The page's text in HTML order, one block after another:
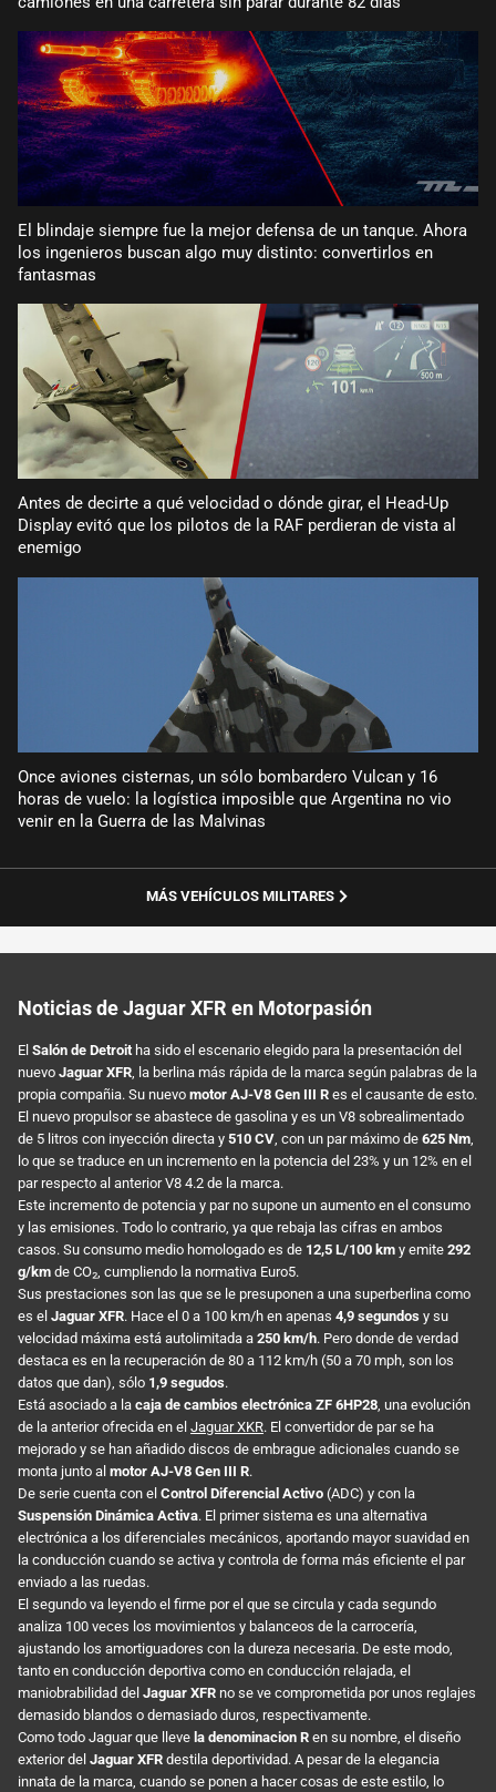
El blindaje siempre fue la mejor defensa de un tanque. Ahora
los ingenieros buscan algo muy distinto: convertirlos en
fantasmas
Antes de decirte a qué velocidad o dónde girar, el Head-Up
Display evitó que los pilotos de la RAF perdieran de vista al
enemigo
Once aviones cisternas, un sólo bombardero Vulcan y 16
horas de vuelo: la logística imposible que Argentina no vio
venir en la Guerra de las Malvinas
MÁS VEHÍCULOS MILITARES
Noticias de Jaguar XFR en Motorpasión
El Salón de Detroitha sido el escenario elegido para la presentación del
nuevo Jaguar XFR, la berlina más rápida de la marca según palabras de la
propia compañia. Su nuevo motor AJ-V8 Gen III R es el causante de esto.
El nuevo propulsor se abastece de gasolina y es un V8 sobrealimentado
de 5 litros con inyección directa y 510 CV, con un par máximo de 625 Nm,
lo que se traduce en un incremento en la potencia del 23% y un 12% en el
par respecto al anterior V8 4.2 de la marca.
Este incremento de potencia y par no supone un aumento en el consumo
y las emisiones. Todo lo contrario, ya que rebaja las cifras en ambos
casos. Su consumo medio homologado es de 12,5 L/100 km y emite 292
g/km de CO₂, cumpliendo la normativa Euro5.
Sus prestaciones son las que se le presuponen a una superberlina como
es el Jaguar XFR. Hace el 0 a 100 km/h en apenas 4,9 segundos y su
velocidad máxima está autolimitada a 250 km/h. Pero donde de verdad
destaca es en la recuperación de 80 a 112 km/h (50 a 70 mph, son los
datos que dan), sólo 1,9 segudos.
Está asociado a la caja de cambios electrónica ZF 6HP28, una evolución
de la anterior ofrecida en el Jaguar XKR. El convertidor de par se ha
mejorado y se han añadido discos de embrague adicionales cuando se
monta junto al motor AJ-V8 Gen III R.
De serie cuenta con el Control Diferencial Activo (ADC) y con la
Suspensión Dinámica Activa. El primer sistema es una alternativa
electrónica a los diferenciales mecánicos, aportando mayor suavidad en
la conducción cuando se activa y controla de forma más eficiente el par
enviado a las ruedas.
El segundo va leyendo el firme por el que se circula y cada segundo
analiza 100 veces los movimientos y balanceos de la carrocería,
ajustando los amortiguadores con la dureza necesaria. De este modo,
tanto en conducción deportiva como en conducción relajada, el
maniobrabilidad del Jaguar XFR no se ve comprometida por unos reglajes
demasido blandos o demasiado duros, respectivamente.
Como todo Jaguar que lleve la denominacion R en su nombre, el diseño
exterior del Jaguar XFR destila deportividad. A pesar de la elegancia
innata de la marca, cuando se ponen a hacer cosas de este estilo, lo